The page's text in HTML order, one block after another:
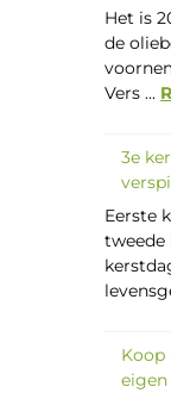
Het is
de
Vers ...
3e
Eerste
tweede
Koop